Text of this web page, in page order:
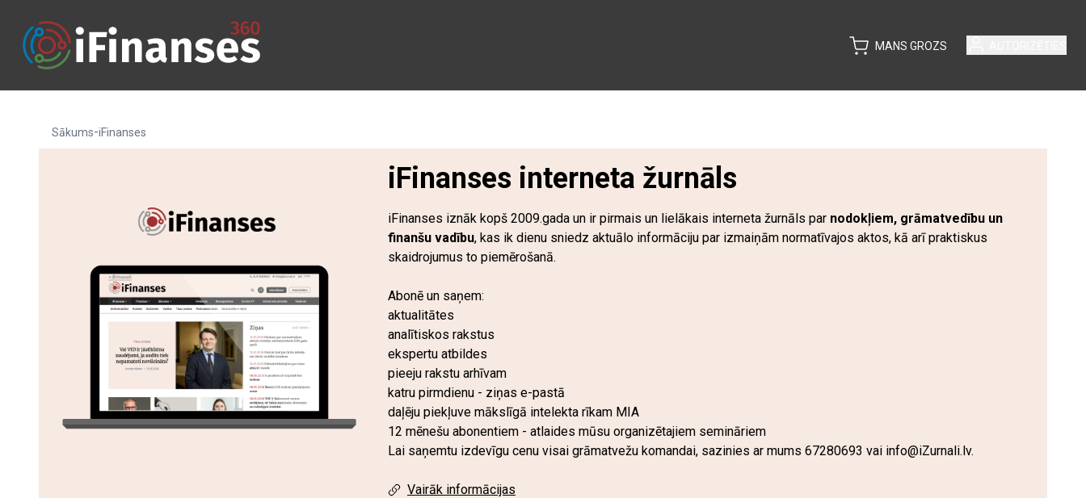
MANS GROZS
Sākums-iFinanses
iFinanses interneta žurnāls
iFinanses iznāk kopš 2009.gada un ir pirmais un lielākais interneta žurnāls par nodokļiem, grāmatvedību un
finanšu vadību, kas ik dienu sniedz aktuālo informāciju par izmaiņām normatīvajos aktos, kā arī praktiskus
skaidrojumus to piemērošanā.
Abonē un saņem:
aktualitātes
analītiskos rakstus
ekspertu atbildes
pieeju rakstu arhīvam
katru pirmdienu - ziņas e-pastā
daļēju piekļuve mākslīgā intelekta rīkam MIA
12 mēnešu abonentiem - atlaides mūsu organizētajiem semināriem
Lai saņemtu izdevīgu cenu visai grāmatvežu komandai, sazinies ar mums 67280693 vai info@iZurnali.lv.
Vairāk informācijas